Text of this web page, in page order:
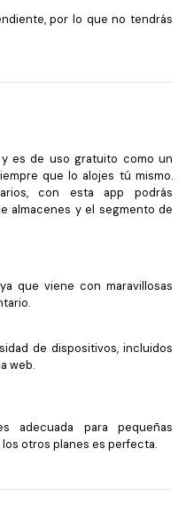
por lo que no tendrás
es de uso gratuito como un
que lo alojes tú mismo.
con esta app podrás
almacenes y el segmento de
que viene con maravillosas
de dispositivos, incluidos
web.
adecuada para pequeñas
otros planes es perfecta.